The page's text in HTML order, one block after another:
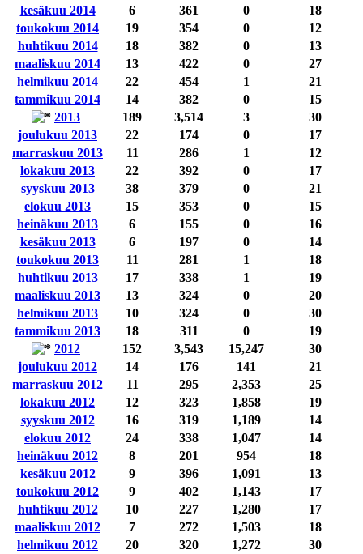
kesäkuu 2014
6 361 0
18
toukokuu 2014
19 354 0
12
huhtikuu 2014
18 382 0
13
maaliskuu 2014
13 422 0
27
helmikuu 2014
22 454 1
21
tammikuu 2014
14 382 0
15
2013
189 3,514 3
30
joulukuu 2013
22 174 0
17
marraskuu 2013
11 286 1
12
lokakuu 2013
22 392 0
17
syyskuu 2013
38 379 0
21
elokuu 2013
15 353 0
15
heinäkuu 2013
6 155 0
16
kesäkuu 2013
6 197 0
14
toukokuu 2013
11 281 1
18
huhtikuu 2013
17 338 1
19
maaliskuu 2013
13 324 0
20
helmikuu 2013
10 324 0
30
tammikuu 2013
18 311 0
19
2012
152 3,543 15,247
30
joulukuu 2012
14 176 141
21
marraskuu 2012
11 295 2,353
25
lokakuu 2012
12 323 1,858
19
syyskuu 2012
16 319 1,189
14
elokuu 2012
24 338 1,047
14
heinäkuu 2012
8 201 954
18
kesäkuu 2012
9 396 1,091
13
toukokuu 2012
9 402 1,143
17
huhtikuu 2012
10 227 1,280
17
maaliskuu 2012
7 272 1,503
18
helmikuu 2012
20 320 1,272
30